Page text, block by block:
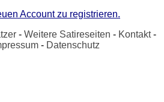
Account zu registrieren.
- Weitere Satireseiten - Kontakt-
- Datenschutz